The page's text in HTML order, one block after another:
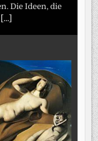
Die Ideen, die
[...]